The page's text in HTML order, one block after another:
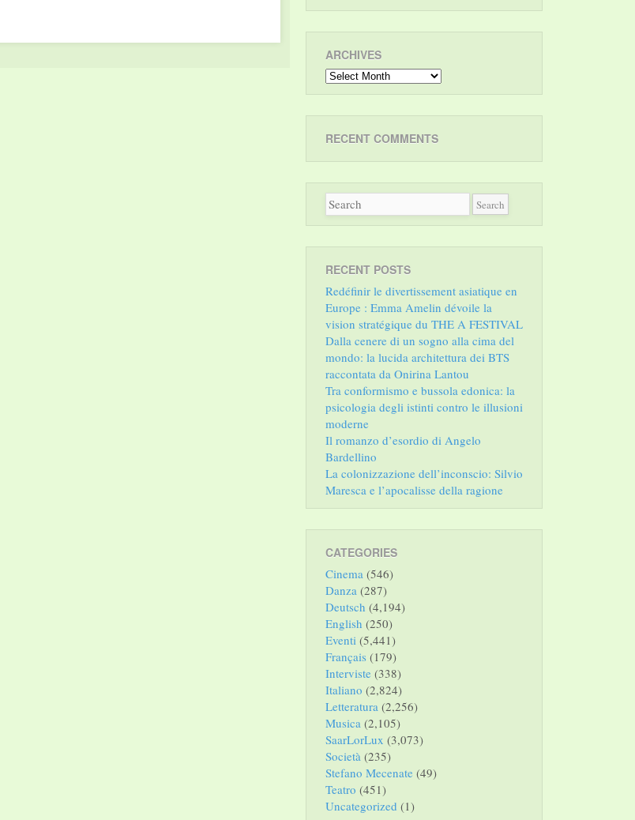
ARCHIVES
Archives
RECENT COMMENTS
RECENT POSTS
Redéfinir le divertissement asiatique en
Europe : Emma Amelin dévoile la
vision stratégique du THE A FESTIVAL
Dalla cenere di un sogno alla cima del
mondo: la lucida architettura dei BTS
raccontata da Onirina Lantou
Tra conformismo e bussola edonica: la
psicologia degli istinti contro le illusioni
moderne
Il romanzo d’esordio di Angelo
Bardellino
La colonizzazione dell’inconscio: Silvio
Maresca e l’apocalisse della ragione
CATEGORIES
Cinema (546)
Danza (287)
Deutsch (4,194)
English (250)
Eventi (5,441)
Français (179)
Interviste (338)
Italiano (2,824)
Letteratura (2,256)
Musica (2,105)
SaarLorLux (3,073)
Società (235)
Stefano Mecenate (49)
Teatro (451)
Uncategorized (1)